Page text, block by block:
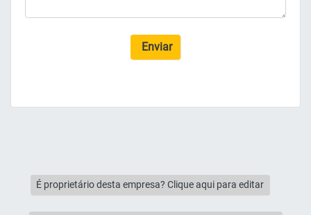
Enviar
É proprietário desta empresa? Clique aqui para editar